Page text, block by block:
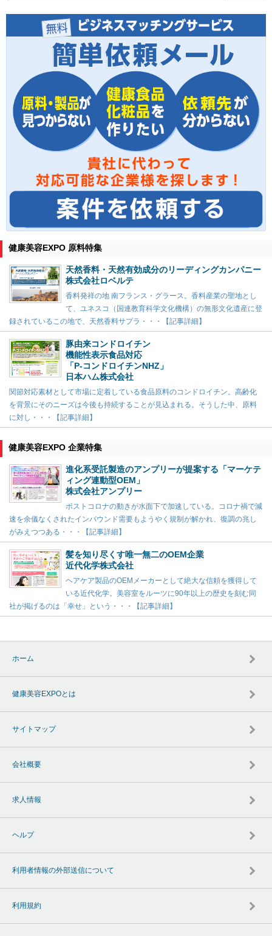
健康美容EXPO 原料特集
天然香料・天然有効成分のリーディングカンパニー
株式会社ロベルテ
香料発祥の地 南フランス・グラース。香料産業の聖地とし
て、ユネスコ（国連教育科学文化機構）の無形文化遺産に登
録されているこの地で、天然香料サプラ・・・【記事詳細】
豚由来コンドロイチン
機能性表示食品対応
「P-コンドロイチンNHZ」
日本ハム株式会社
関節対応素材として市場に定着している食品原料のコンドロイチン。高齢化
を背景にそのニーズは今後も持続することが見込まれる。そうした中、原料
に対し・・・【記事詳細】
健康美容EXPO 企業特集
進化系受託製造のアンプリーが提案する「マーケテ
ィング連動型OEM」
株式会社アンプリー
ポストコロナの動きが水面下で加速している。コロナ禍で減
速を余儀なくされたインバウンド需要もようやく規制が解かれ、復調の兆し
がみえつつある・・・【記事詳細】
髪を知り尽くす唯一無二のOEM企業
近代化学株式会社
ヘアケア製品のOEMメーカーとして絶大な信頼を獲得して
いる近代化学。美容室をルーツに90年以上の歴史を刻む同
社が掲げるのは「幸せ」という・・・【記事詳細】
ホーム
健康美容EXPOとは
サイトマップ
会社概要
求人情報
ヘルプ
利用者情報の外部送信について
利用規約